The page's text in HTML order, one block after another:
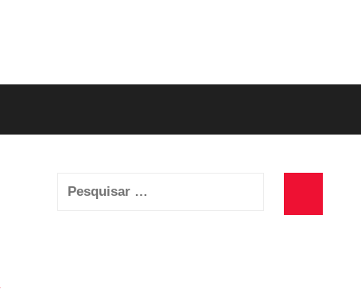
Pesquisar